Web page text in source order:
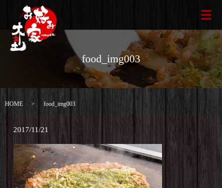
メ
food_img003
HOME food_img003
2017/11/21